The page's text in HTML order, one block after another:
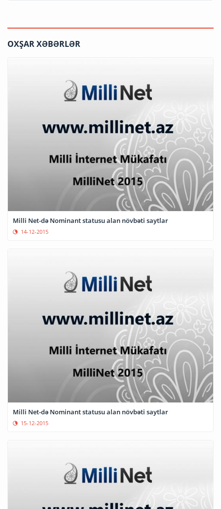
OXŞAR XƏBƏRLƏR
Milli Net-də Nominant statusu alan növbəti saytlar
14-12-2015
Milli Net-də Nominant statusu alan növbəti saytlar
15-12-2015